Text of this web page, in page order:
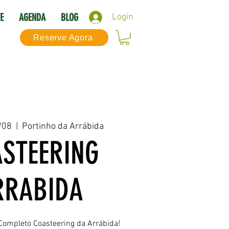
Login
AGENDA BLOG
Reserve Agora
Portinho da Arrábida
Coasteering da Arrábida!